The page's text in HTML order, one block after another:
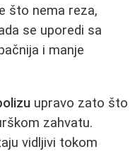
što nema reza,
se uporedi sa
i manje
upravo zato što
zahvatu.
vidljivi tokom